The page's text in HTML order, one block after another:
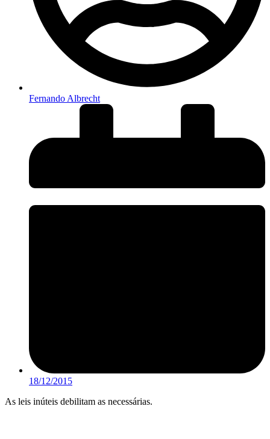
Fernando Albrecht
18/12/2015
As leis inúteis debilitam as necessárias.